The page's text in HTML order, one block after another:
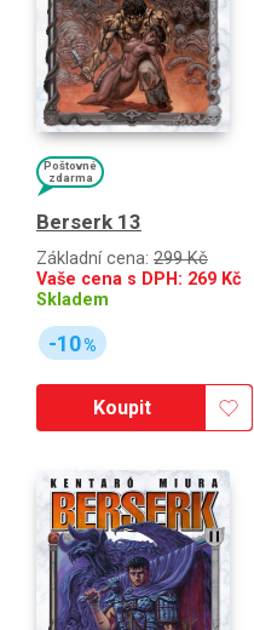
Poštovné
zdarma
Berserk 13
Základní cena: 299 Kč
Vaše cena s DPH: 269 Kč
Skladem
-10%
Koupit